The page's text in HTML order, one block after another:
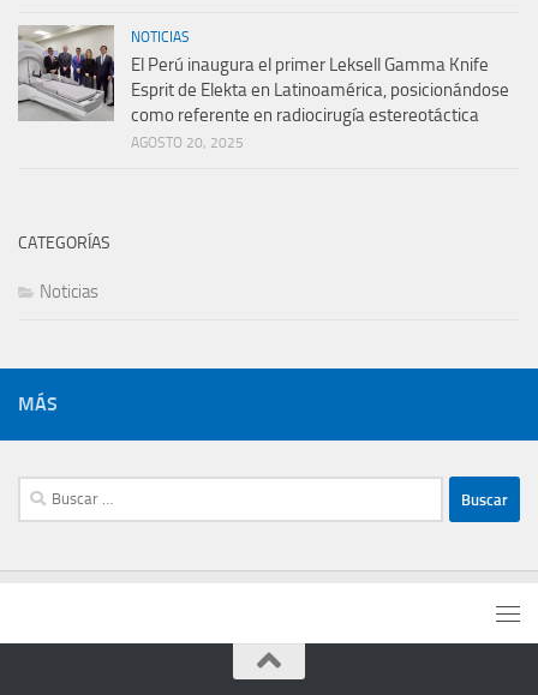
NOTICIAS
El Perú inaugura el primer Leksell Gamma Knife
Esprit de Elekta en Latinoamérica, posicionándose
como referente en radiocirugía estereotáctica
AGOSTO 20, 2025
CATEGORÍAS
Noticias
MÁS
Buscar: